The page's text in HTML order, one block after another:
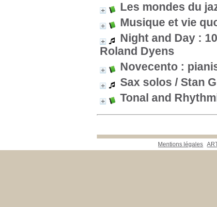
Les mondes du
Musique et vie
Night and Day :
Roland Dyens
Novecento :
Sax solos / Stan
Tonal and
Mentions légales